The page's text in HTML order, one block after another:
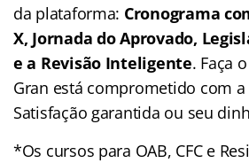
da plataforma: Cronograma
X, Jornada do Aprovado,
e a Revisão Inteligente. Faça
Gran está comprometido com
Satisfação garantida ou seu
*Os cursos para OAB, CFC e